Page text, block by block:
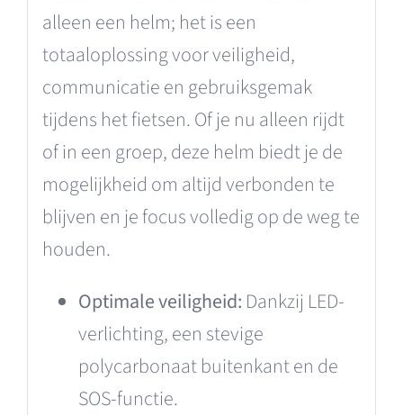
alleen een helm; het is een
totaaloplossing voor veiligheid,
communicatie en gebruiksgemak
tijdens het fietsen. Of je nu alleen rijdt
of in een groep, deze helm biedt je de
mogelijkheid om altijd verbonden te
blijven en je focus volledig op de weg te
houden.
Optimale veiligheid: Dankzij LED-
verlichting, een stevige
polycarbonaat buitenkant en de
SOS-functie.